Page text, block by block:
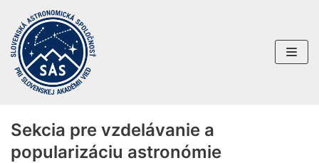
Preskočiť
na
obsah
Sekcia pre vzdelávanie a
popularizáciu astronómie